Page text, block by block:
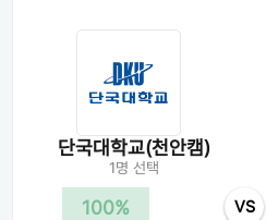
단국대학교(천안캠)
1명 선택
100% VS